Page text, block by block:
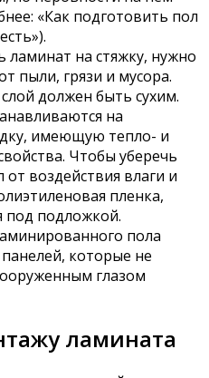
«Как подготовить пол
ламинат на стяжку, нужно
пыли, грязи и мусора.
должен быть сухим.
на
имеющую тепло- и
Чтобы уберечь
воздействия влаги и
пленка,
под подложкой.
пола
которые не
глазом
ламината